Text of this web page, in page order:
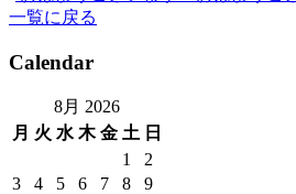
ナ
ゲ
ー
一覧に戻る
Calendar
8月 2026
月 火 水 木 金 土 日
1
2
3
4 5 6 7 8
9